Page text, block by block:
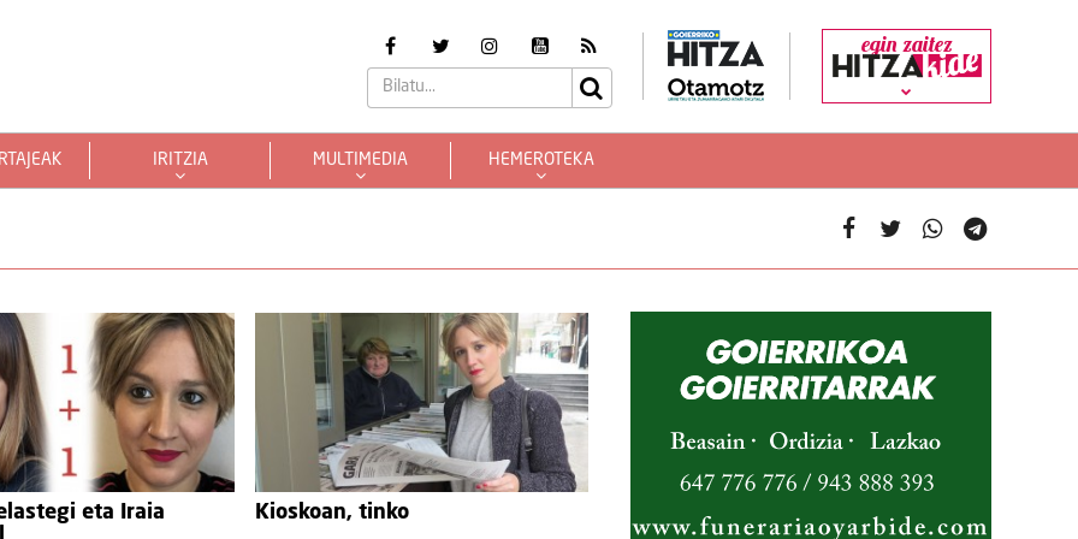
egin zaitez
IRITZIA MULTIMEDIA HEMEROTEKA
eta Iraia
Kioskoan, tinko